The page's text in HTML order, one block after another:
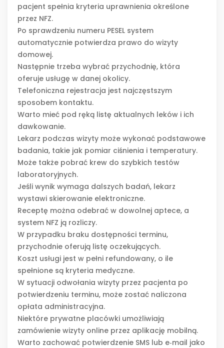
pacjent spełnia kryteria uprawnienia określone
przez NFZ.
Po sprawdzeniu numeru PESEL system
automatycznie potwierdza prawo do wizyty
domowej.
Następnie trzeba wybrać przychodnię, która
oferuje usługę w danej okolicy.
Telefoniczna rejestracja jest najczęstszym
sposobem kontaktu.
Warto mieć pod ręką listę aktualnych leków i ich
dawkowanie.
Lekarz podczas wizyty może wykonać podstawowe
badania, takie jak pomiar ciśnienia i temperatury.
Może także pobrać krew do szybkich testów
laboratoryjnych.
Jeśli wynik wymaga dalszych badań, lekarz
wystawi skierowanie elektroniczne.
Receptę można odebrać w dowolnej aptece, a
system NFZ ją rozliczy.
W przypadku braku dostępności terminu,
przychodnie oferują listę oczekujących.
Koszt usługi jest w pełni refundowany, o ile
spełnione są kryteria medyczne.
W sytuacji odwołania wizyty przez pacjenta po
potwierdzeniu terminu, może zostać naliczona
opłata administracyjna.
Niektóre prywatne placówki umożliwiają
zamówienie wizyty online przez aplikację mobilną.
Warto zachować potwierdzenie SMS lub e‑mail jako